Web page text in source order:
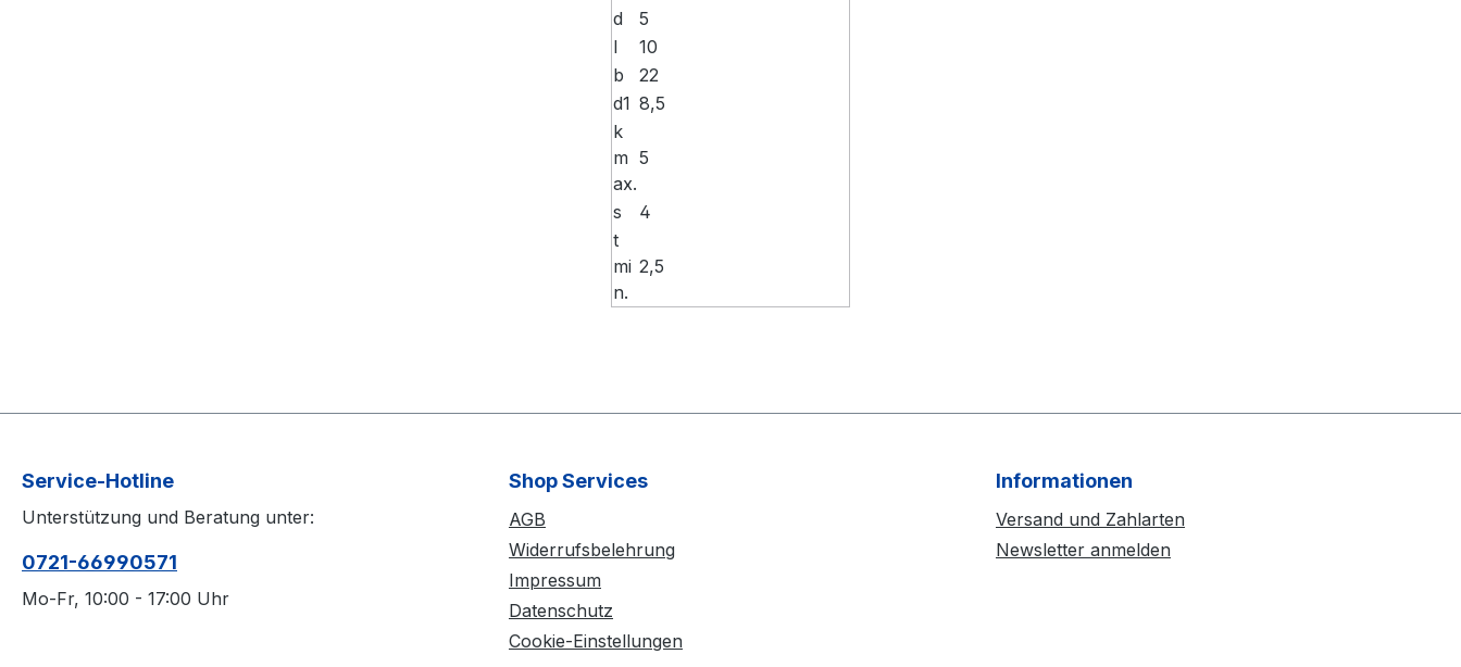
d
5
l
10
b
22
d1 8,5
k
m
ax.
5
s
4
t
mi
n.
2,5
Service-Hotline
Unterstützung und Beratung unter:
0721-66990571
Mo-Fr, 10:00 - 17:00 Uhr
Shop Services
AGB
Widerrufsbelehrung
Impressum
Datenschutz
Cookie-Einstellungen
Informationen
Versand und Zahlarten
Newsletter anmelden